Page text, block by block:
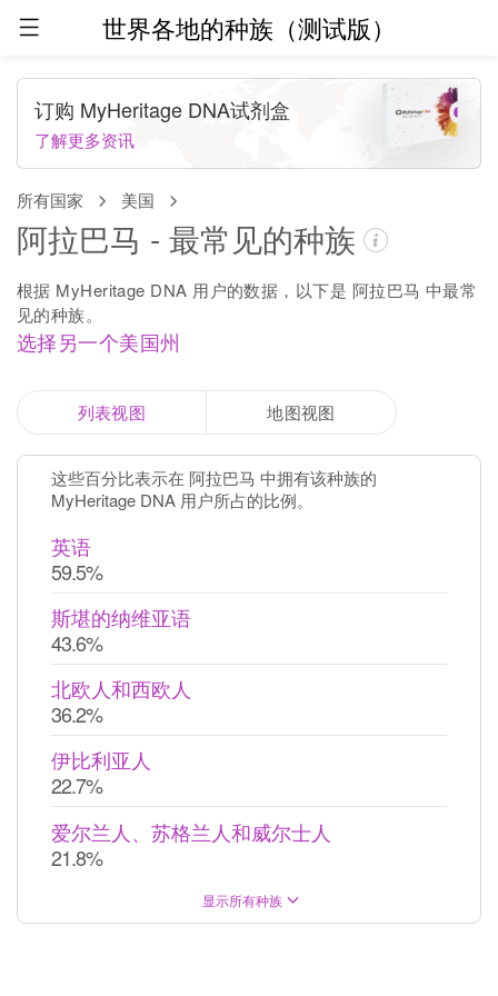
世界各地的种族（测试版）
所有国家 美国
阿拉巴马 - 最常见的种族
根据 MyHeritage DNA 用户的数据，以下是 阿拉巴马 中最常
见的种族。
选择另一个美国州
订购 MyHeritage DNA试剂盒
了解更多资讯
列表视图 地图视图
这些百分比表示在 阿拉巴马 中拥有该种族的
MyHeritage DNA 用户所占的比例。
英语
59.5%
斯堪的纳维亚语
43.6%
北欧人和西欧人
36.2%
伊比利亚人
22.7%
爱尔兰人、苏格兰人和威尔士人
21.8%
显示所有种族